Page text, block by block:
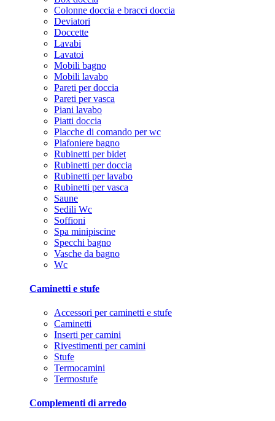
Colonne doccia e bracci doccia
Deviatori
Doccette
Lavabi
Lavatoi
Mobili bagno
Mobili lavabo
Pareti per doccia
Pareti per vasca
Piani lavabo
Piatti doccia
Placche di comando per wc
Plafoniere bagno
Rubinetti per bidet
Rubinetti per doccia
Rubinetti per lavabo
Rubinetti per vasca
Saune
Sedili Wc
Soffioni
Spa minipiscine
Specchi bagno
Vasche da bagno
Wc
Caminetti e stufe
Accessori per caminetti e stufe
Caminetti
Inserti per camini
Rivestimenti per camini
Stufe
Termocamini
Termostufe
Complementi di arredo